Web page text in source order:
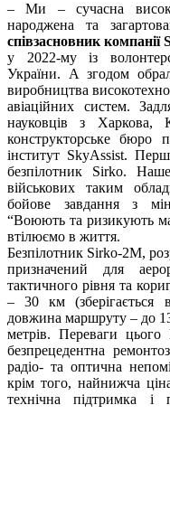
– Ми – сучасна
народжена та
співзасновник
у 2022-му із
України. А згодом
виробництва
авіаційних систем.
науковців з
конструкторське бюро
інститут SkyAssist.
безпілотник Sirko.
військових таким
бойове завдання з
“Воюють та ризикують
втілюємо в життя.
Безпілотник Sirko-2M,
призначений для
тактичного рівня та
– 30 км (зберігається
довжина маршруту – до
метрів. Переваги цього
безпрецедентна
радіо- та оптична
крім того, найнижча
технічна підтримка і